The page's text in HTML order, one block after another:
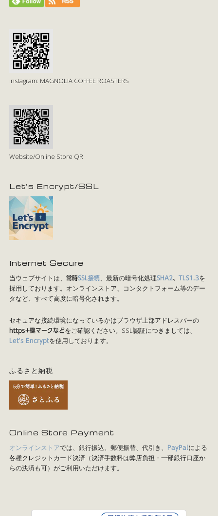
instagram: MAGNOLIA COFFEE ROASTERS
Website/Online Store QR
Let’s Encrypt/SSL
Internet Secure
当ウェブサイトは、常時SSL接続、最新の暗号化処理SHA2、TLS1.3を
採用しております。オンラインストア、コンタクトフォーム等のデー
タなど、すべて高度に暗号化されます。
セキュアな接続環境になっているかはブラウザ上部アドレスバーの
https+鍵マークなどをご確認ください。SSL認証につきましては、
Let's Encryptを使用しております。
ふるさと納税
Online Store Payment
オンラインストアでは、銀行振込、郵便振替、代引き、 PayPal による
各種クレジットカード決済（決済手数料は弊店負担・一部銀行口座か
らの決済も可）がご利用いただけます。